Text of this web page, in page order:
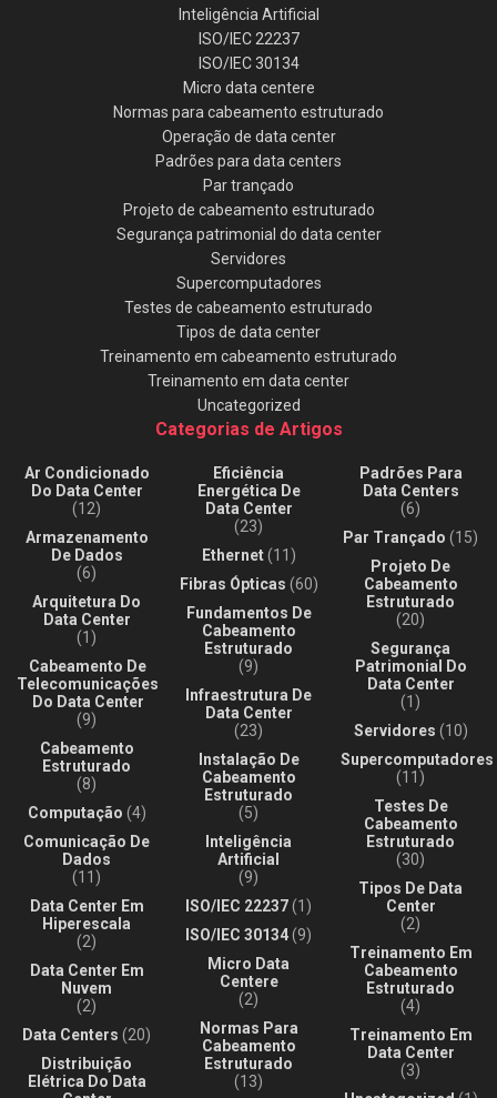
Inteligência Artificial
ISO/IEC 22237
ISO/IEC 30134
Micro data centere
Normas para cabeamento estruturado
Operação de data center
Padrões para data centers
Par trançado
Projeto de cabeamento estruturado
Segurança patrimonial do data center
Servidores
Supercomputadores
Testes de cabeamento estruturado
Tipos de data center
Treinamento em cabeamento estruturado
Treinamento em data center
Uncategorized
Categorias de Artigos
Ar Condicionado
Do Data Center
(12)
Armazenamento
De Dados
(6)
Arquitetura Do
Data Center
(1)
Cabeamento De
Telecomunicações
Do Data Center
(9)
Cabeamento
Estruturado
(8)
Computação (4)
Comunicação De
Dados
(11)
Data Center Em
Hiperescala
(2)
Data Center Em
Nuvem
(2)
Data Centers (20)
Distribuição
Elétrica Do Data
Eficiência
Energética De
Data Center
(23)
Ethernet(11)
Fibras Ópticas (60)
Fundamentos De
Cabeamento
Estruturado
(9)
Infraestrutura De
Data Center
(23)
Instalação De
Cabeamento
Estruturado
(5)
Inteligência
Artificial
(9)
ISO/IEC 22237(1)
ISO/IEC 30134(9)
Micro Data
Centere
(2)
Normas Para
Cabeamento
Estruturado
(13)
Padrões Para
Data Centers
(6)
Par Trançado (15)
Projeto De
Cabeamento
Estruturado
(20)
Segurança
Patrimonial Do
Data Center
(1)
Servidores (10)
Supercomputadores
(11)
Testes De
Cabeamento
Estruturado
(30)
Tipos De Data
Center
(2)
Treinamento Em
Cabeamento
Estruturado
(4)
Treinamento Em
Data Center
(3)